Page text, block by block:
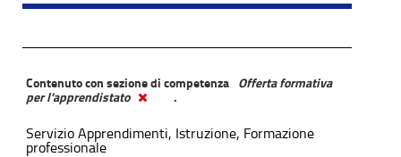
Contenuto con sezione di competenza
Offerta formativa
per l'apprendistato
.
Servizio Apprendimenti, Istruzione, Formazione
professionale